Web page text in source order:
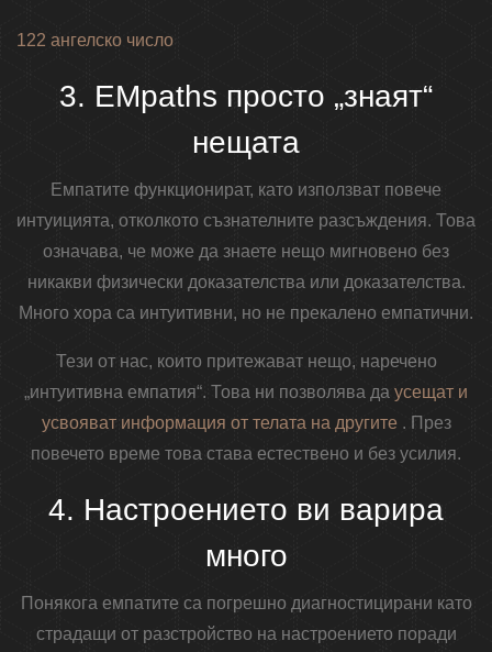
122 ангелско число
3. EMpaths просто „знаят“
нещата
Емпатите функционират, като използват повече
интуицията, отколкото съзнателните разсъждения. Това
означава, че може да знаете нещо мигновено без
никакви физически доказателства или доказателства.
Много хора са интуитивни, но не прекалено емпатични.
Тези от нас, които притежават нещо, наречено
„интуитивна емпатия“. Това ни позволява да усещат и
усвояват информация от телата на другите . През
повечето време това става естествено и без усилия.
4. Настроението ви варира
много
Понякога емпатите са погрешно диагностицирани като
страдащи от разстройство на настроението поради